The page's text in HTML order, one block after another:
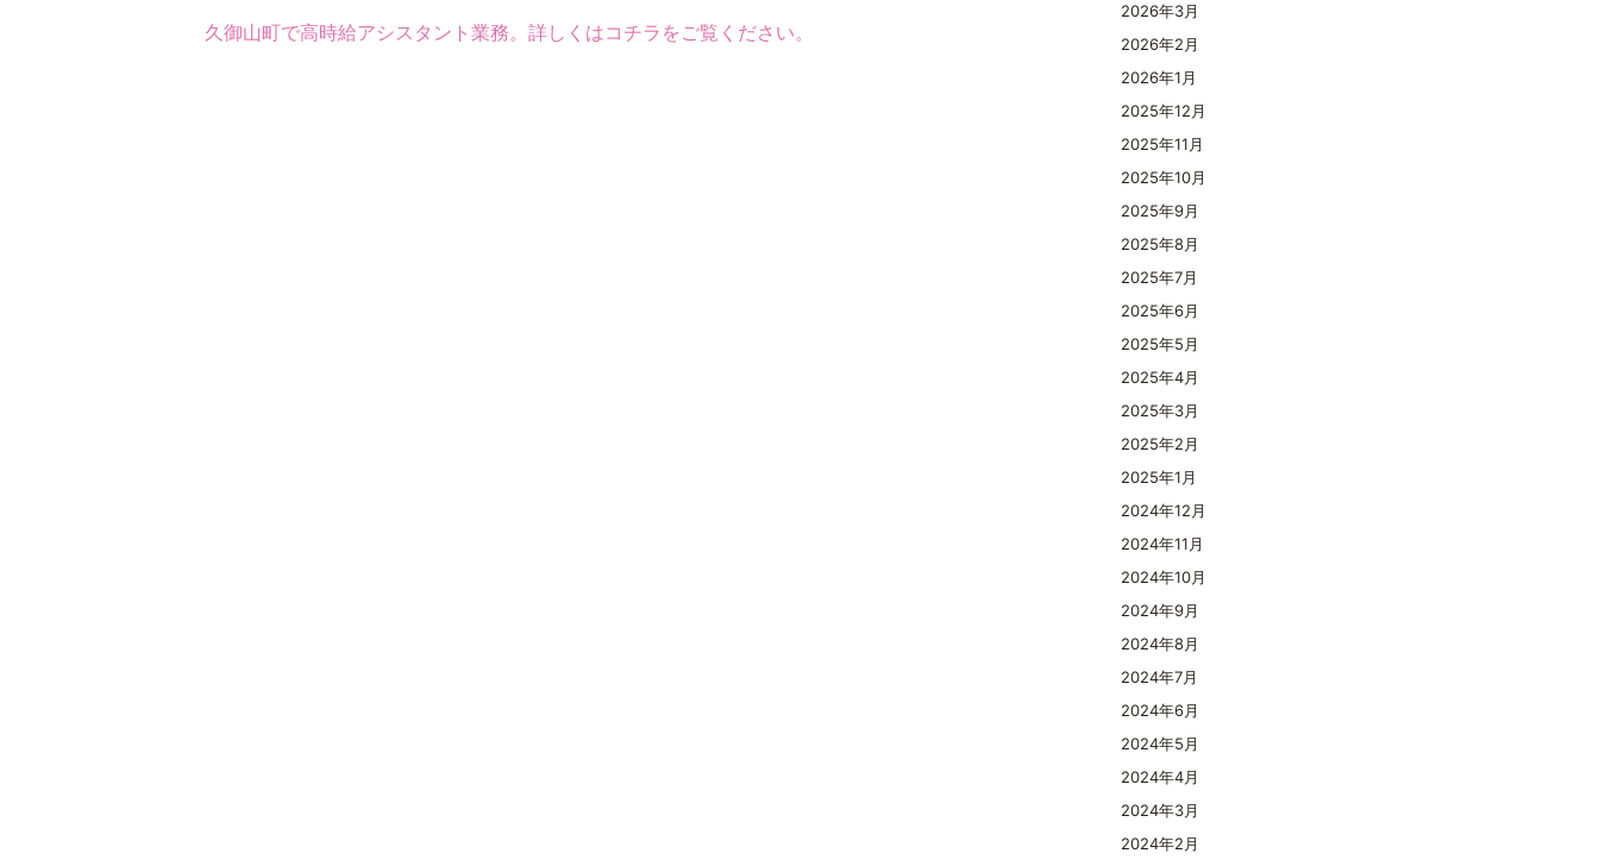
久御山町で高時給アシスタント業務。詳しくはコチラをご覧ください。
2026年3月
2026年2月
2026年1月
2025年12月
2025年11月
2025年10月
2025年9月
2025年8月
2025年7月
2025年6月
2025年5月
2025年4月
2025年3月
2025年2月
2025年1月
2024年12月
2024年11月
2024年10月
2024年9月
2024年8月
2024年7月
2024年6月
2024年5月
2024年4月
2024年3月
2024年2月